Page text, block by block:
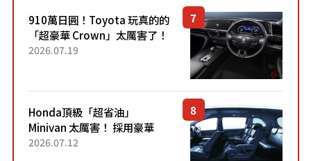
910萬日圓！Toyota 玩真的的
「超豪華 Crown」太厲害了！
採用由「匠人技藝」打造的
2026.07.19
Honda頂級「超省油」
Minivan 太厲害！ 採用豪華
「真皮座椅」與專屬「黑色內
2026.07.12